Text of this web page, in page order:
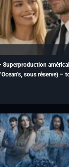
sous réserve)